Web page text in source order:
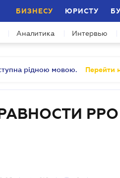
БИЗНЕСУ ЮРИСТУ
Аналитика Интервью
рідною мовою. Перейти
РРО